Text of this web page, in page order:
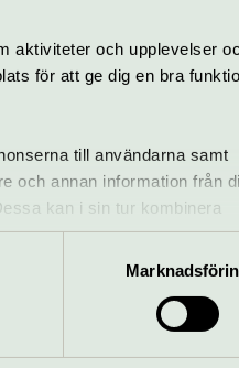
aktiviteter och upplevelser
för att ge dig en bra
till användarna samt
och annan information från
kan i sin tur kombinera
in när du har använt deras
16